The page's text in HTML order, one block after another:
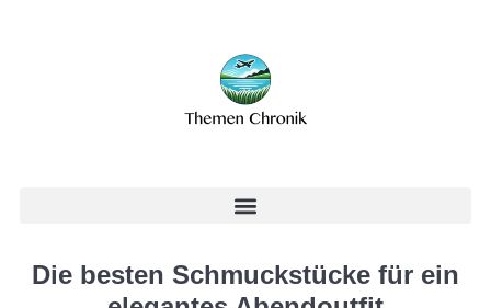
Die besten Schmuckstücke für ein